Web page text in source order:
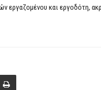
εργαζοµένου και εργοδότη,